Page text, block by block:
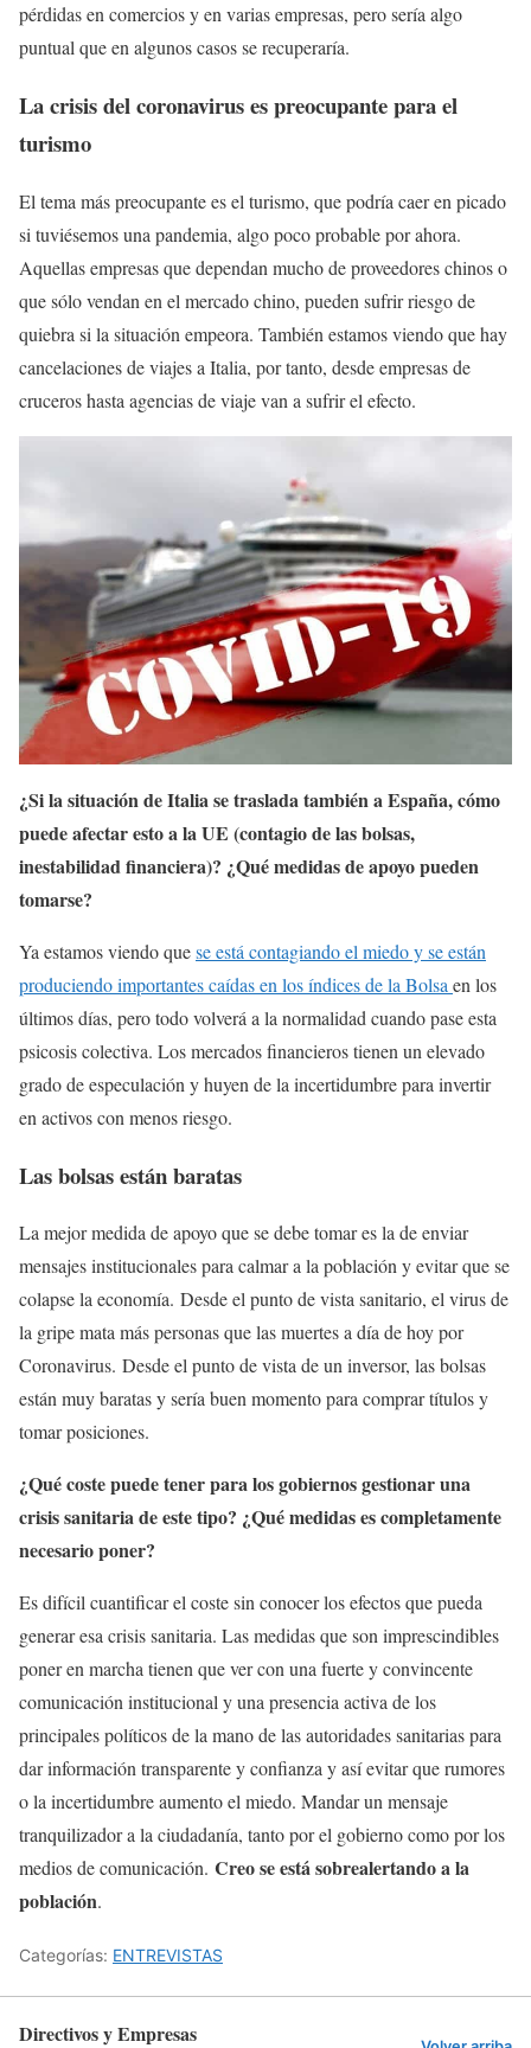
pérdidas en comercios y en varias empresas, pero sería algo
puntual que en algunos casos se recuperaría.
La crisis del coronavirus es preocupante para el
turismo
El tema más preocupante es el turismo, que podría caer en picado
si tuviésemos una pandemia, algo poco probable por ahora.
Aquellas empresas que dependan mucho de proveedores chinos o
que sólo vendan en el mercado chino, pueden sufrir riesgo de
quiebra si la situación empeora. También estamos viendo que hay
cancelaciones de viajes a Italia, por tanto, desde empresas de
cruceros hasta agencias de viaje van a sufrir el efecto.
¿Si la situación de Italia se traslada también a España, cómo
puede afectar esto a la UE (contagio de las bolsas,
inestabilidad financiera)? ¿Qué medidas de apoyo pueden
tomarse?
Ya estamos viendo quese está contagiando el miedo y se están
produciendo importantes caídas en los índices de la Bolsa en los
últimos días, pero todo volverá a la normalidad cuando pase esta
psicosis colectiva. Los mercados financieros tienen un elevado
grado de especulación y huyen de la incertidumbre para invertir
en activos con menos riesgo.
Las bolsas están baratas
La mejor medida de apoyo que se debe tomar es la de enviar
mensajes institucionales para calmar a la población y evitar que se
colapse la economía. Desde el punto de vista sanitario, el virus de
la gripe mata más personas que las muertes a día de hoy por
Coronavirus. Desde el punto de vista de un inversor, las bolsas
están muy baratas y sería buen momento para comprar títulos y
tomar posiciones.
¿Qué coste puede tener para los gobiernos gestionar una
crisis sanitaria de este tipo? ¿Qué medidas es completamente
necesario poner?
Es difícil cuantificar el coste sin conocer los efectos que pueda
generar esa crisis sanitaria. Las medidas que son imprescindibles
poner en marcha tienen que ver con una fuerte y convincente
comunicación institucional y una presencia activa de los
principales políticos de la mano de las autoridades sanitarias para
dar información transparente y confianza y así evitar que rumores
o la incertidumbre aumento el miedo. Mandar un mensaje
tranquilizador a la ciudadanía, tanto por el gobierno como por los
medios de comunicación. Creo se está sobrealertando a la
población.
Categorías: ENTREVISTAS
Directivos y Empresas